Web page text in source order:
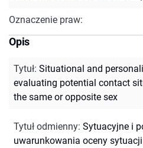
Oznaczenie praw:
Opis
Tytuł: Situational and
evaluating potential contact
the same or opposite sex
Tytuł odmienny: Sytuacyjne i
uwarunkowania oceny